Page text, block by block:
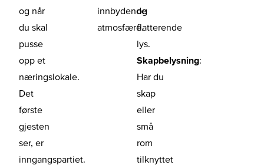
og når
du skal
pusse
opp et
næringslokale.
Det
første
gjesten
ser, er
inngangspartiet.
innbydende
atmosfære.
og
flatterende
lys.
Skapbelysning:
Har du
skap
eller
små
rom
tilknyttet